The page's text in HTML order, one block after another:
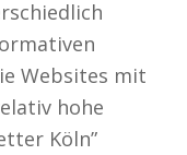
Websites mit
hohe
Köln”